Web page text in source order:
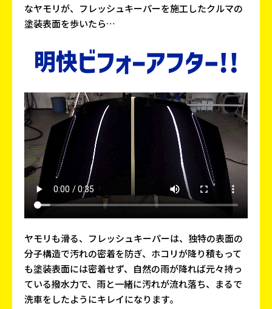
なヤモリが、フレッシュキーパーを施工したクルマの
塗装表面を歩いたら…
ヤモリも滑る、フレッシュキーパーは、独特の表面の
分子構造で汚れの密着を防ぎ、ホコリが降り積もって
も塗装表面には密着せず、自然の雨が降れば元々持っ
ている撥水力で、雨と一緒に汚れが流れ落ち、まるで
洗車をしたようにキレイになります。